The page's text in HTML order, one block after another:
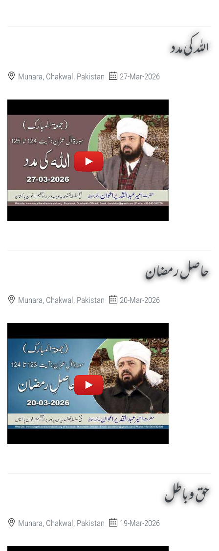
اللہ کی مدد
Munara, Chakwal, Pakistan 27-Mar-2026
حاصل رمضان
Munara, Chakwal, Pakistan 20-Mar-2026
حق و باطل
Munara, Chakwal, Pakistan 19-Mar-2026